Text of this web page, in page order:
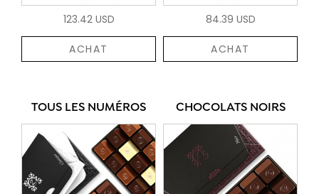
123.42 USD
ACHAT
84.39 USD
ACHAT
TOUS LES NUMÉROS CHOCOLATS NOIRS